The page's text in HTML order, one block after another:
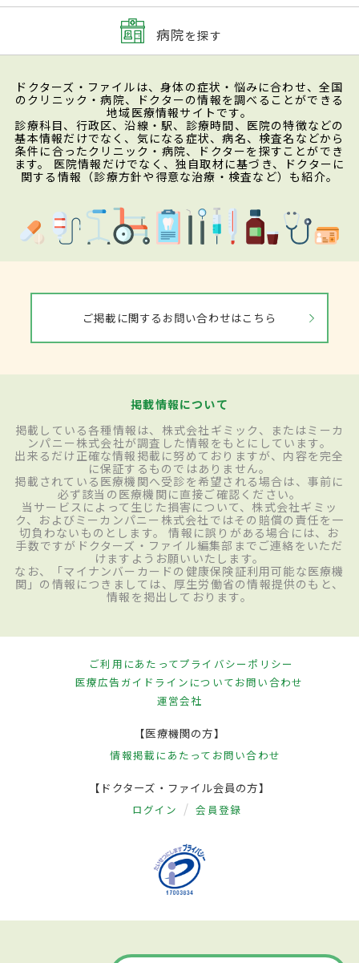
病院を探す
ドクターズ・ファイルは、身体の症状・悩みに合わせ、全国
のクリニック・病院、ドクターの情報を調べることができる
地域医療情報サイトです。
診療科目、行政区、沿線・駅、診療時間、医院の特徴などの
基本情報だけでなく、気になる症状、病名、検査名などから
条件に合ったクリニック・病院、ドクターを探すことができ
ます。 医院情報だけでなく、独自取材に基づき、ドクターに
関する情報（診療方針や得意な治療・検査など）も紹介。
ご掲載に関するお問い合わせはこちら
掲載情報について
掲載している各種情報は、株式会社ギミック、またはミーカ
ンパニー株式会社が調査した情報をもとにしています。
出来るだけ正確な情報掲載に努めておりますが、内容を完全
に保証するものではありません。
掲載されている医療機関へ受診を希望される場合は、事前に
必ず該当の医療機関に直接ご確認ください。
当サービスによって生じた損害について、株式会社ギミッ
ク、およびミーカンパニー株式会社ではその賠償の責任を一
切負わないものとします。 情報に誤りがある場合には、お
手数ですがドクターズ・ファイル編集部までご連絡をいただ
けますようお願いいたします。
なお、「マイナンバーカードの健康保険証利用可能な医療機
関」の情報につきましては、厚生労働省の情報提供のもと、
情報を掲出しております。
ご利用にあたってプライバシーポリシー
医療広告ガイドラインについてお問い合わせ
運営会社
【医療機関の方】
情報掲載にあたって お問い合わせ
【ドクターズ・ファイル会員の方】
ログイン 会員登録